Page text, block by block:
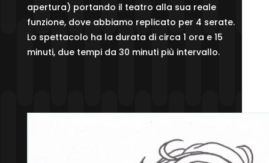
apertura) portando il teatro alla sua reale
funzione, dove abbiamo replicato per 4 serate.
Lo spettacolo ha la durata di circa 1 ora e 15
minuti, due tempi da 30 minuti più intervallo.